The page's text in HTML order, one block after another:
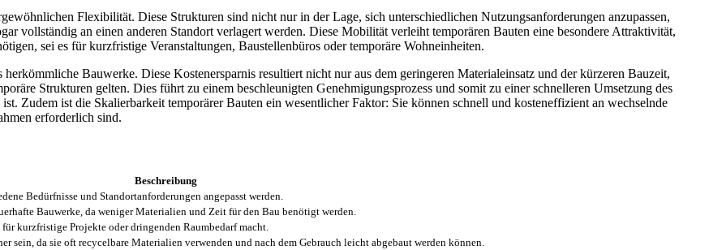
Flexibilität. Diese Strukturen sind nicht nur in der Lage, sich unterschiedlichen Nutzungsanforderungen anzupassen,
vollständig an einen anderen Standort verlagert werden. Diese Mobilität verleiht temporären Bauten eine besondere Attraktivität,
sei es für kurzfristige Veranstaltungen, Baustellenbüros oder temporäre Wohneinheiten.
Bauwerke. Diese Kostenersparnis resultiert nicht nur aus dem geringeren Materialeinsatz und der kürzeren Bauzeit,
Strukturen gelten. Dies führt zu einem beschleunigten Genehmigungsprozess und somit zu einer schnelleren Umsetzung des
Zudem ist die Skalierbarkeit temporärer Bauten ein wesentlicher Faktor: Sie können schnell und kosteneffizient an wechselnde
erforderlich sind.
Beschreibung
Bedürfnisse und Standortanforderungen angepasst werden.
Bauwerke, da weniger Materialien und Zeit für den Bau benötigt werden.
kurzfristige Projekte oder dringenden Raumbedarf macht.
sein, da sie oft recycelbare Materialien verwenden und nach dem Gebrauch leicht abgebaut werden können.